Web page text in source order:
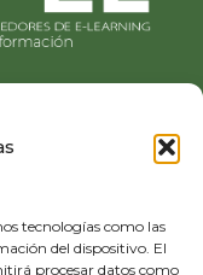
tecnologías como las
del dispositivo. El
procesar datos como